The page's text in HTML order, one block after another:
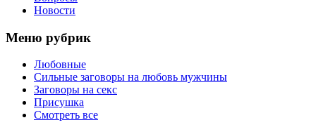
Новости
Меню рубрик
Любовные
Сильные заговоры на любовь мужчины
Заговоры на секс
Присушка
Смотреть все